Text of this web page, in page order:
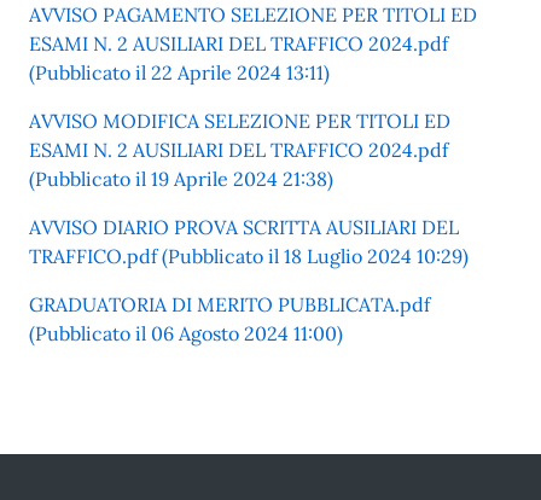
AVVISO PAGAMENTO SELEZIONE PER TITOLI ED
ESAMI N. 2 AUSILIARI DEL TRAFFICO 2024.pdf
(Pubblicato il 22 Aprile 2024 13:11)
AVVISO MODIFICA SELEZIONE PER TITOLI ED
ESAMI N. 2 AUSILIARI DEL TRAFFICO 2024.pdf
(Pubblicato il 19 Aprile 2024 21:38)
AVVISO DIARIO PROVA SCRITTA AUSILIARI DEL
TRAFFICO.pdf (Pubblicato il 18 Luglio 2024 10:29)
GRADUATORIA DI MERITO PUBBLICATA.pdf
(Pubblicato il 06 Agosto 2024 11:00)